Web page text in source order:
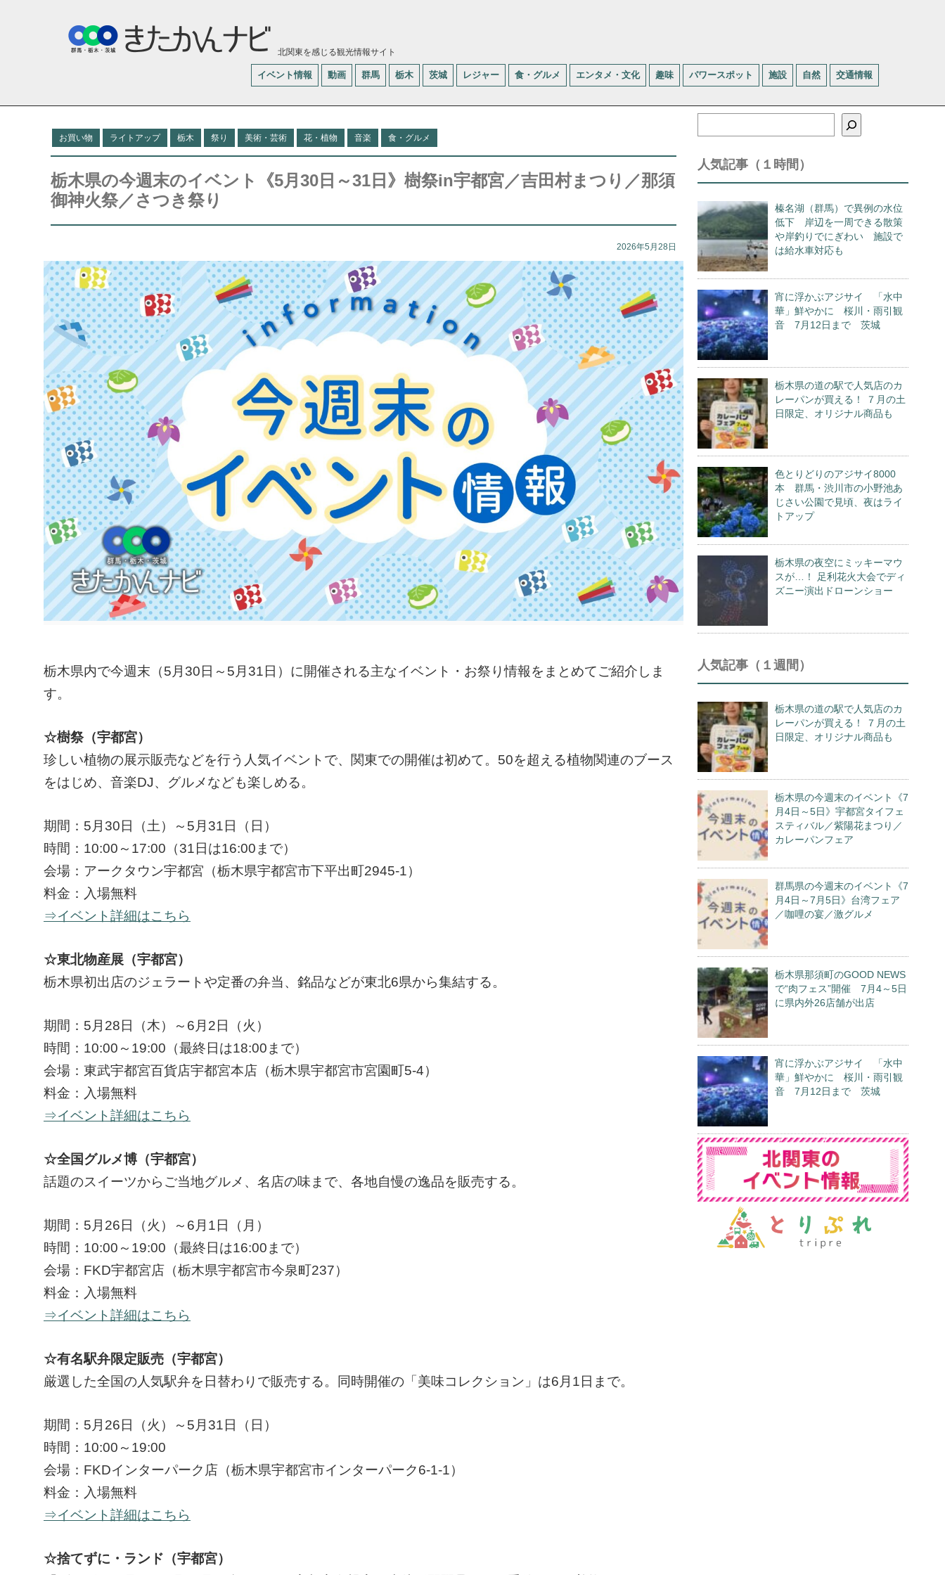
北関東を感じる観光情報サイト
イベント情報 動画 群馬 栃木 茨城 レジャー 食・グルメ エンタメ・文化 趣味 パワースポット 施設 自然 交通情報
お買い物 ライトアップ 栃木 祭り 美術・芸術 花・植物 音楽 食・グルメ
栃木県の今週末のイベント《5月30日～31日》樹祭in宇都宮／吉田村まつり／那須
御神火祭／さつき祭り
2026年5月28日
栃木県内で今週末（5月30日～5月31日）に開催される主なイベント・お祭り情報をまとめてご紹介しま
す。
☆樹祭（宇都宮）
珍しい植物の展示販売などを行う人気イベントで、関東での開催は初めて。50を超える植物関連のブース
をはじめ、音楽DJ、グルメなども楽しめる。
期間：5月30日（土）～5月31日（日）
時間：10:00～17:00（31日は16:00まで）
会場：アークタウン宇都宮（栃木県宇都宮市下平出町2945-1）
料金：入場無料
⇒イベント詳細はこちら
☆東北物産展（宇都宮）
栃木県初出店のジェラートや定番の弁当、銘品などが東北6県から集結する。
期間：5月28日（木）～6月2日（火）
時間：10:00～19:00（最終日は18:00まで）
会場：東武宇都宮百貨店宇都宮本店（栃木県宇都宮市宮園町5-4）
料金：入場無料
⇒イベント詳細はこちら
☆全国グルメ博（宇都宮）
話題のスイーツからご当地グルメ、名店の味まで、各地自慢の逸品を販売する。
期間：5月26日（火）～6月1日（月）
時間：10:00～19:00（最終日は16:00まで）
会場：FKD宇都宮店（栃木県宇都宮市今泉町237）
料金：入場無料
⇒イベント詳細はこちら
☆有名駅弁限定販売（宇都宮）
厳選した全国の人気駅弁を日替わりで販売する。同時開催の「美味コレクション」は6月1日まで。
期間：5月26日（火）～5月31日（日）
時間：10:00～19:00
会場：FKDインターパーク店（栃木県宇都宮市インターパーク6-1-1）
料金：入場無料
⇒イベント詳細はこちら
☆捨てずに・ランド（宇都宮）
索
人気記事（１時間）
榛名湖（群馬）で異例の水位
低下 岸辺を一周できる散策
や岸釣りでにぎわい 施設で
は給水車対応も
宵に浮かぶアジサイ 「水中
華」鮮やかに 桜川・雨引観
音 7月12日まで 茨城
栃木県の道の駅で人気店のカ
レーパンが買える！ ７月の土
日限定、オリジナル商品も
色とりどりのアジサイ8000
本 群馬・渋川市の小野池あ
じさい公園で見頃、夜はライ
トアップ
栃木県の夜空にミッキーマウ
スが…！ 足利花火大会でディ
ズニー演出ドローンショー
人気記事（１週間）
栃木県の道の駅で人気店のカ
レーパンが買える！ ７月の土
日限定、オリジナル商品も
栃木県の今週末のイベント《7
月4日～5日》宇都宮タイフェ
スティバル／紫陽花まつり／
カレーパンフェア
群馬県の今週末のイベント《7
月4日～7月5日》台湾フェア
／咖哩の宴／激グルメ
栃木県那須町のGOOD NEWS
で“肉フェス”開催 7月4～5日
に県内外26店舗が出店
宵に浮かぶアジサイ 「水中
華」鮮やかに 桜川・雨引観
音 7月12日まで 茨城